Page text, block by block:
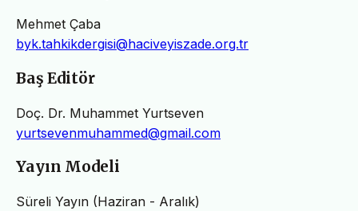
Mehmet Çaba
byk.tahkikdergisi@haciveyiszade.org.tr
Baş Editör
Doç. Dr. Muhammet Yurtseven
yurtsevenmuhammed@gmail.com
Yayın Modeli
Süreli Yayın (Haziran - Aralık)